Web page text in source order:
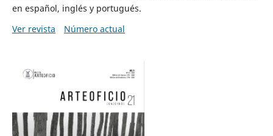
en español, inglés y portugués.
Ver revista
Número actual